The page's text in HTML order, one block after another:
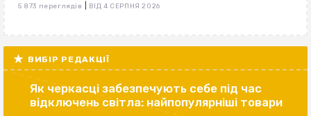
5 873 переглядів ВІД 4 СЕРПНЯ 2026
ВИБІР РЕДАКЦІЇ
Як черкасці забезпечують себе під час
відключень світла: найпопулярніші товари